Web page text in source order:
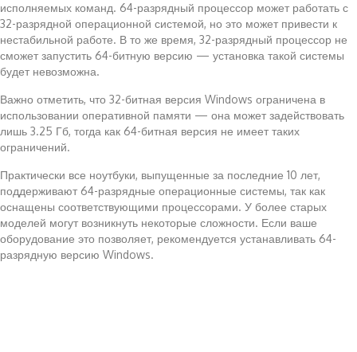
исполняемых команд. 64-разрядный процессор может работать с
32-разрядной операционной системой, но это может привести к
нестабильной работе. В то же время, 32-разрядный процессор не
сможет запустить 64-битную версию — установка такой системы
будет невозможна.
Важно отметить, что 32-битная версия Windows ограничена в
использовании оперативной памяти — она может задействовать
лишь 3.25 Гб, тогда как 64-битная версия не имеет таких
ограничений.
Практически все ноутбуки, выпущенные за последние 10 лет,
поддерживают 64-разрядные операционные системы, так как
оснащены соответствующими процессорами. У более старых
моделей могут возникнуть некоторые сложности. Если ваше
оборудование это позволяет, рекомендуется устанавливать 64-
разрядную версию Windows.